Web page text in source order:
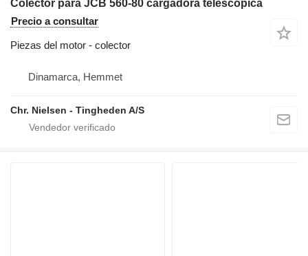
Colector para JCB 560-80 cargadora telescópica
Precio a consultar
Piezas del motor - colector
Dinamarca, Hemmet
Chr. Nielsen - Tingheden A/S